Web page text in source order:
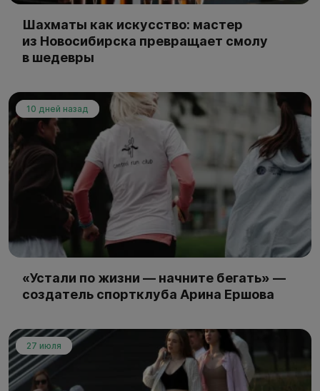
Шахматы как искусство: мастер
из Новосибирска превращает смолу
в шедевры
10 дней назад
«Устали по жизни — начните бегать» —
создатель спортклуба Арина Ершова
27 июля